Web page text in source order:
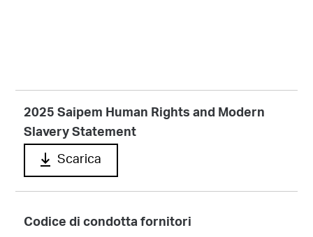
2025 Saipem Human Rights and Modern
Slavery Statement
Scarica
Codice di condotta fornitori